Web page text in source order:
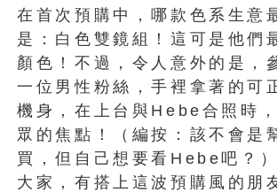
在首次預購中，哪款色系生意
是：白色雙鏡組！這可是他們
顏色！不過，令人意外的是，
一位男性粉絲，手裡拿著的可
機身，在上台與Hebe合照時
眾的焦點！（編按：該不會是
買，但自己想要看Hebe吧？
大家，有搭上這波預購風的朋